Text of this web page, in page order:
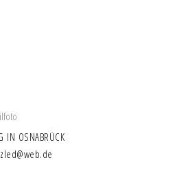
OSNABRÜCK